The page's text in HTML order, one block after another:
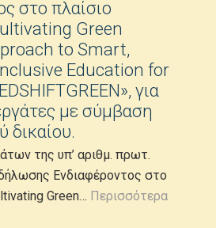
στο πλαίσιο
Green
to Smart,
Education for
για
με σύμβαση
δικαίου.
της υπ’ αριθμ. πρωτ.
Ενδιαφέροντος στο
Green… Περισσότερα